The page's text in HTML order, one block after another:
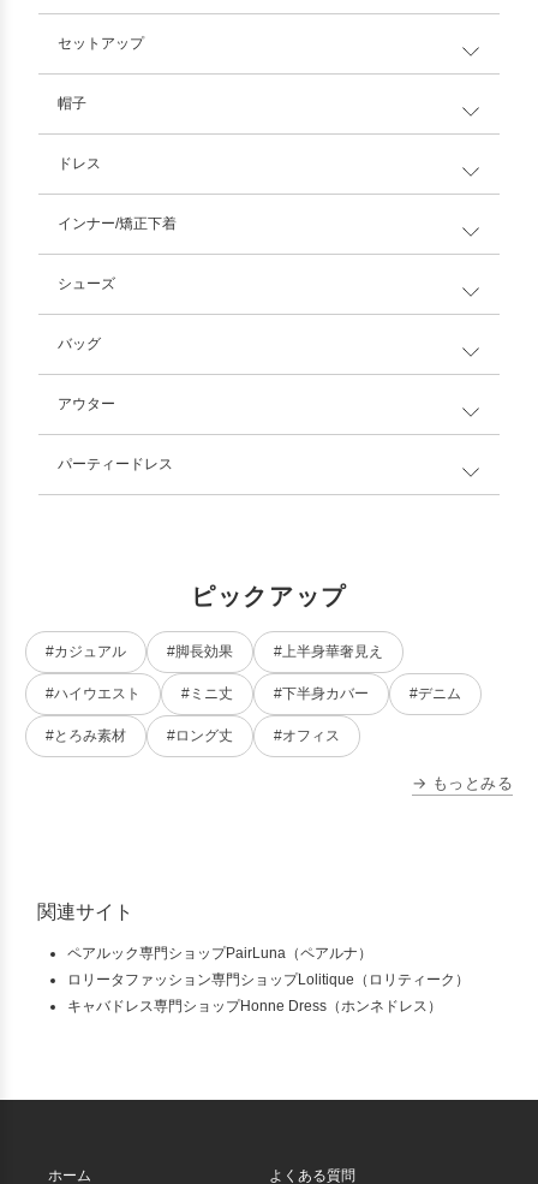
セットアップ
帽子
ドレス
インナー/矯正下着
シューズ
バッグ
アウター
パーティードレス
ピックアップ
#カジュアル #脚長効果 #上半身華奢見え
#ハイウエスト #ミニ丈 #下半身カバー #デニム
#とろみ素材 #ロング丈 #オフィス
→ もっとみる
関連サイト
ペアルック専門ショップPairLuna（ペアルナ）
ロリータファッション専門ショップLolitique（ロリティーク）
キャバドレス専門ショップHonne Dress（ホンネドレス）
ホーム よくある質問